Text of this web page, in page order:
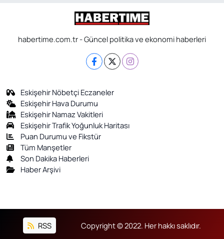
habertime.com.tr - Güncel politika ve ekonomi haberleri
Eskişehir Nöbetçi Eczaneler
Eskişehir Hava Durumu
Eskişehir Namaz Vakitleri
Eskişehir Trafik Yoğunluk Haritası
Puan Durumu ve Fikstür
Tüm Manşetler
Son Dakika Haberleri
Haber Arşivi
RSS Copyright © 2022. Her hakkı saklıdır.